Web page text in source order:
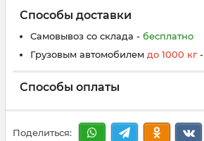
Способы доставки
Самовывоз со склада - бесплатно
Грузовым автомобилем до 1000 кг-
Способы оплаты
Поделиться: